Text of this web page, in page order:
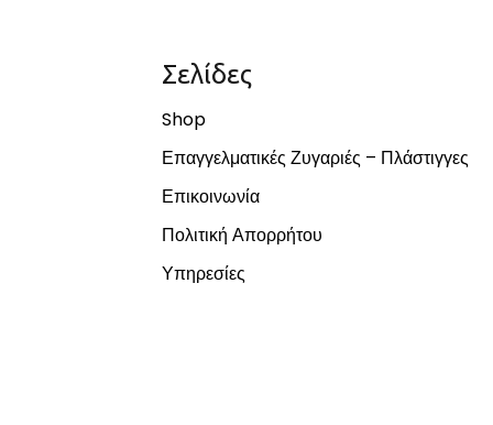
Σελίδες
Shop
Επαγγελματικές Ζυγαριές – Πλάστιγγες
Επικοινωνία
Πολιτική Απορρήτου
Υπηρεσίες